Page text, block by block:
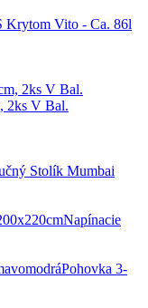
Krytom Vito - Ca. 86l
2ks V Bal.
Stolík Mumbai
Napínacie
Pohovka 3-